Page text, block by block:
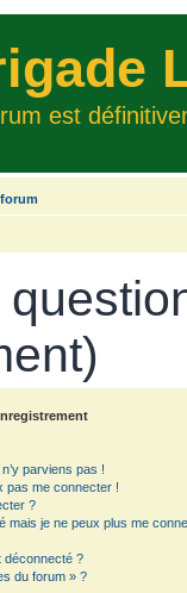
est
parviens pas !
pas me connecter !
?
mais je ne peux plus me
déconnecté ?
du forum » ?